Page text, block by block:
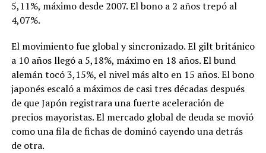
5,11%, máximo desde 2007. El bono a 2 años trepó al
4,07%.
El movimiento fue global y sincronizado. El gilt británico
a 10 años llegó a 5,18%, máximo en 18 años. El bund
alemán tocó 3,15%, el nivel más alto en 15 años. El bono
japonés escaló a máximos de casi tres décadas después
de que Japón registrara una fuerte aceleración de
precios mayoristas. El mercado global de deuda se movió
como una fila de fichas de dominó cayendo una detrás
de otra.